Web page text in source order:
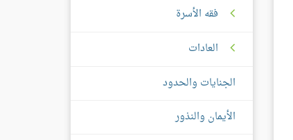
فقه الأسرة
العادات
الجنايات والحدود
الأيمان والنذور